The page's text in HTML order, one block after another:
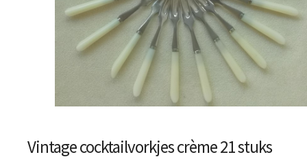
Vintage cocktailvorkjes crème 21 stuks